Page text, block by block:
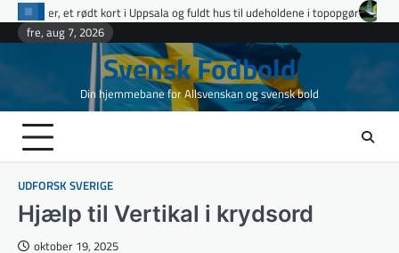
Skip og fuldt hus til udeholdene i topopgør
Ettan Norra runde 9: fire
fre, aug 7, 2026
Svensk Fodbold
Din hjemmebane for Allsvenskan og svensk bold
UDFORSK SVERIGE
Hjælp til Vertikal i krydsord
oktober 19, 2025